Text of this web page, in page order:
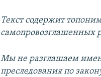
Текст содержит
самопровозглашенных
Мы не разглашаем
преследования по